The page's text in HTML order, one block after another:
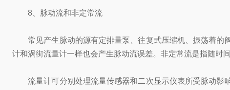
8、脉动流和非定常流
常见产生脉动的源有定排量泵、往复式压缩机、振荡着的
计和涡街流量计一样也会产生脉动流误差。非定常流是指随时
流量计可分别处理流量传感器和二次显示仪表所受脉动影